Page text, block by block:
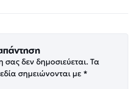
σας δεν δημοσιεύεται. Τα
σημειώνονται με *